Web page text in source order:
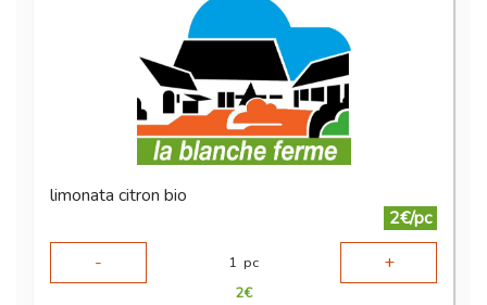
limonata citron bio
2€/pc
-
1 pc +
2€